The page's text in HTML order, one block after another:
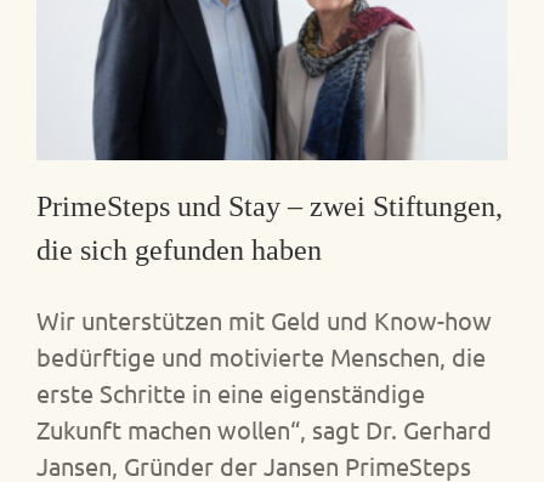
PrimeSteps und Stay – zwei Stiftungen,
die sich gefunden haben
Wir unterstützen mit Geld und Know-how
bedürftige und motivierte Menschen, die
erste Schritte in eine eigenständige
Zukunft machen wollen“, sagt Dr. Gerhard
Jansen, Gründer der Jansen PrimeSteps